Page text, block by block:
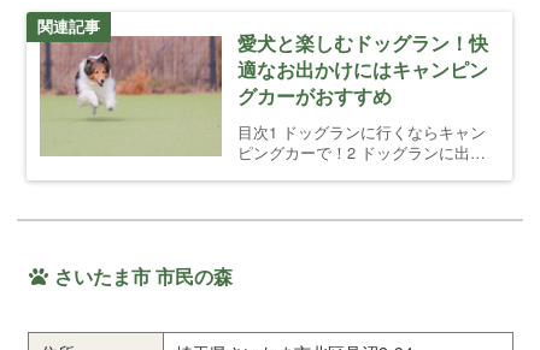
関連記事
愛犬と楽しむドッグラン！快
適なお出かけにはキャンピン
グカーがおすすめ
目次1 ドッグランに行くならキャン
ピングカーで！2 ドッグランに出か
の社交性向上3 ドッグランへの移動
さいたま市 市民の森